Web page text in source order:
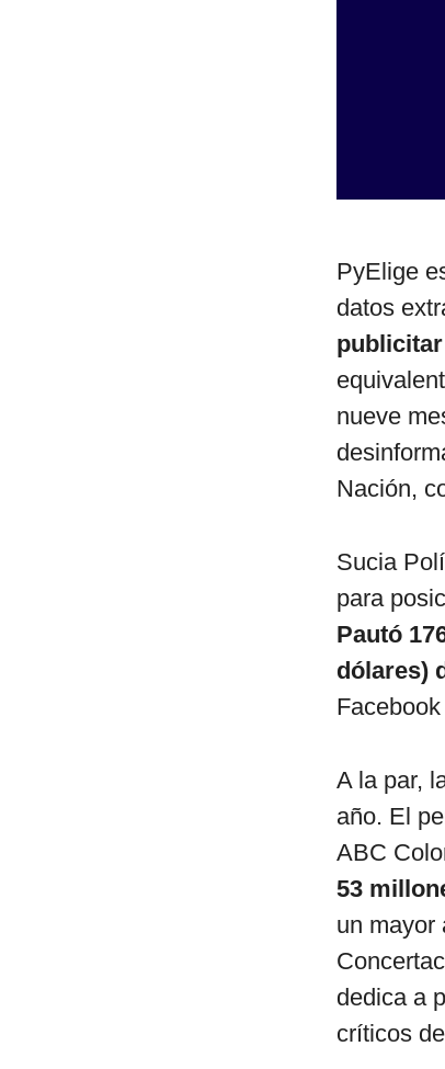
PyElige
datos
nueve
Nación,
Sucia
para
Pautó
dólares)
A la par,
año. El
ABC
53
un mayor
dedica a
críticos